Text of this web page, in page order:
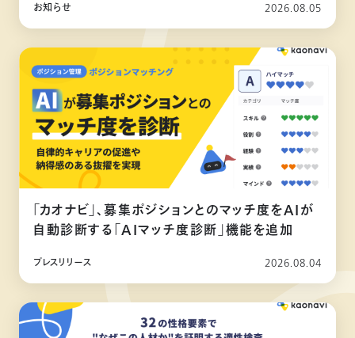
お知らせ 2026.08.05
「カオナビ」、募集ポジションとのマッチ度をAIが
自動診断する「AIマッチ度診断」機能を追加
プレスリリース 2026.08.04